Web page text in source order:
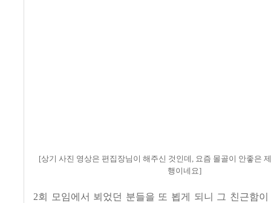
[상기 사진 영상은 편집장님이 해주신 것인데, 요즘 몰골이 안좋은
행이네요]
2회 모임에서 뵈었던 분들을 또 뵙게 되니 그 친근함